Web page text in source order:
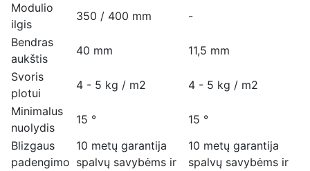
Modulio
ilgis
350 / 400 mm
-
Bendras
aukštis
40 mm
11,5 mm
Svoris
plotui
4 - 5 kg / m2
4 - 5 kg / m2
Minimalus
nuolydis
15 °
15 °
Blizgaus
padengimo
10 metų garantija
spalvų savybėms ir
10 metų garantija
spalvų savybėms ir